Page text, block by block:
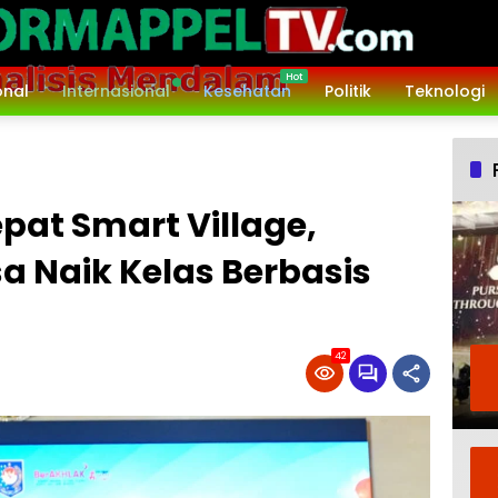
Internasional Kesehatan Politik Teknologi
Smart Village,
Naik Kelas Berbasis
42